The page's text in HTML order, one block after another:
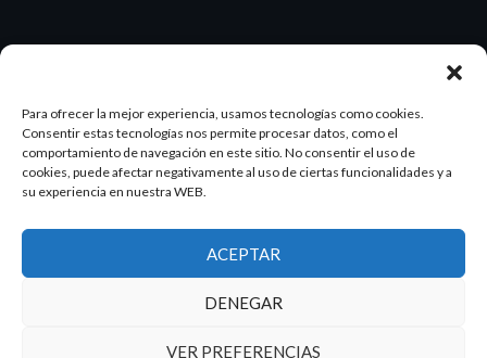
Para ofrecer la mejor experiencia, usamos tecnologías como cookies.
Consentir estas tecnologías nos permite procesar datos, como el
comportamiento de navegación en este sitio. No consentir el uso de
cookies, puede afectar negativamente al uso de ciertas funcionalidades y a
su experiencia en nuestra WEB.
ACEPTAR
DENEGAR
VER PREFERENCIAS
2026 Dake. Todos los derechos reservados.